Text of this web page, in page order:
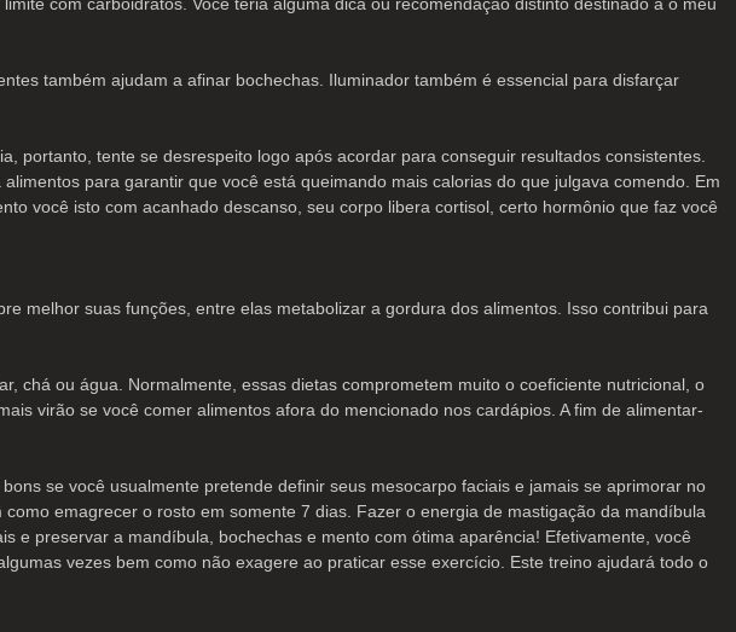
com carboidratos. Você teria alguma dica ou recomendação distinto destinado a o meu
também ajudam a afinar bochechas. Iluminador também é essencial para disfarçar
portanto, tente se desrespeito logo após acordar para conseguir resultados consistentes.
para garantir que você está queimando mais calorias do que julgava comendo. Em
você isto com acanhado descanso, seu corpo libera cortisol, certo hormônio que faz você
melhor suas funções, entre elas metabolizar a gordura dos alimentos. Isso contribui para
chá ou água. Normalmente, essas dietas comprometem muito o coeficiente nutricional, o
virão se você comer alimentos afora do mencionado nos cardápios. A fim de alimentar-
se você usualmente pretende definir seus mesocarpo faciais e jamais se aprimorar no
emagrecer o rosto em somente 7 dias. Fazer o energia de mastigação da mandíbula
e preservar a mandíbula, bochechas e mento com ótima aparência! Efetivamente, você
vezes bem como não exagere ao praticar esse exercício. Este treino ajudará todo o